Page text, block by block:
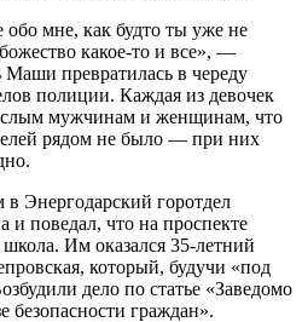
мне, как будто ты уже не
какое-то и все», —
превратилась в череду
полиции. Каждая из девочек
мужчинам и женщинам, что
рядом не было — при них
Энергодарский горотдел
поведал, что на проспекте
Им оказался 35-летний
который, будучи «под
дело по статье «Заведомо
безопасности граждан».